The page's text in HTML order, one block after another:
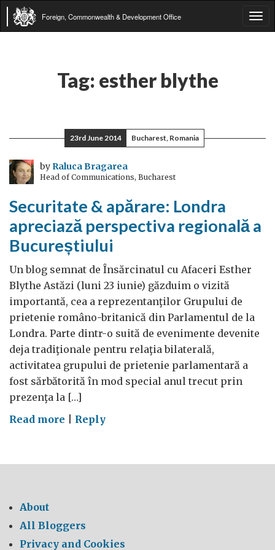
Foreign, Commonwealth & Development Office
Tag: esther blythe
23rd June 2014 Bucharest, Romania
by Raluca Bragarea
Head of Communications, Bucharest
Securitate & apărare: Londra
apreciază perspectiva regională a
Bucureștiului
Un blog semnat de Însărcinatul cu Afaceri Esther
Blythe Astăzi (luni 23 iunie) găzduim o vizită
importantă, cea a reprezentanţilor Grupului de
prietenie româno-britanică din Parlamentul de la
Londra. Parte dintr-o suită de evenimente devenite
deja tradiţionale pentru relaţia bilaterală,
activitatea grupului de prietenie parlamentară a
fost sărbătorită în mod special anul trecut prin
prezenţa la […]
Read more on
apărare:
regională
a
Reply
About
All Bloggers
Privacy and Cookies